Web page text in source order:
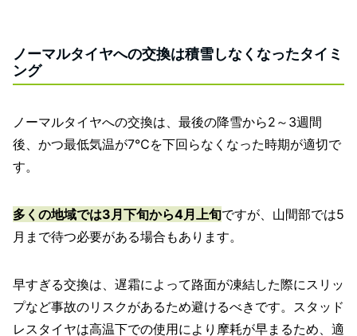
ノーマルタイヤへの交換は積雪しなくなったタイミ
ング
ノーマルタイヤへの交換は、最後の降雪から2～3週間
後、かつ最低気温が7℃を下回らなくなった時期が適切で
す。
多くの地域では3月下旬から4月上旬ですが、山間部では5
月まで待つ必要がある場合もあります。
早すぎる交換は、遅霜によって路面が凍結した際にスリッ
プなど事故のリスクがあるため避けるべきです。スタッド
レスタイヤは高温下での使用により摩耗が早まるため、適